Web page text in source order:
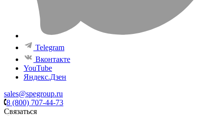
Telegram
Вконтакте
YouTube
Яндекс.Дзен
sales@spegroup.ru
8 (800) 707-44-73
Связаться